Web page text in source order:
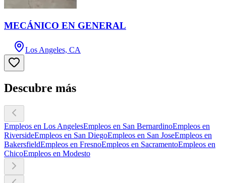
MECÁNICO EN GENERAL
Los Angeles, CA
Descubre más
Empleos en Los AngelesEmpleos en San BernardinoEmpleos en
RiversideEmpleos en San DiegoEmpleos en San JoseEmpleos en
BakersfieldEmpleos en FresnoEmpleos en SacramentoEmpleos en
ChicoEmpleos en Modesto